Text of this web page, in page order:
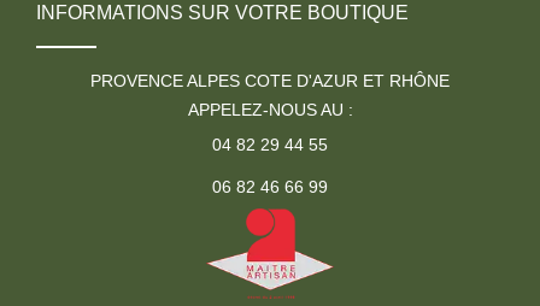
INFORMATIONS SUR VOTRE BOUTIQUE
PROVENCE ALPES COTE D'AZUR ET RHÔNE
APPELEZ-NOUS AU :
04 82 29 44 55
06 82 46 66 99